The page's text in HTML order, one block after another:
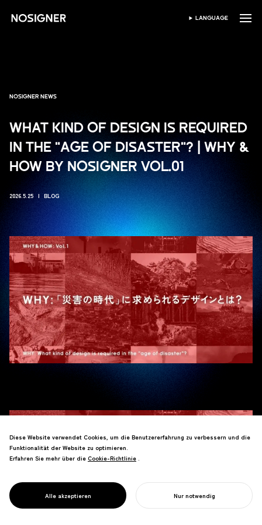
HOME SPRACHE WÄHLEN
LANGUAGE
NOSIGNER NEWS
WHAT KIND OF DESIGN IS REQUIRED
IN THE "AGE OF DISASTER"? | WHY &
HOW BY NOSIGNER VOL.01
2026.5.25 BLOG
Diese Website verwendet Cookies, um die Benutzererfahrung zu verbessern und die
Funktionalität der Website zu optimieren.
Erfahren Sie mehr über die Cookie-Richtlinie
Cookie-Richtlinie .
Alle akzeptieren Nur notwendig